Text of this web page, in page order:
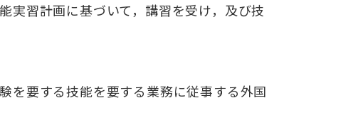
習計画に基づいて，講習を受け， 及び技
を要する技能を要する業務に従事する外国